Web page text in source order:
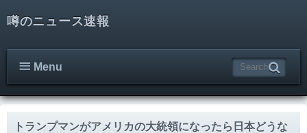
噂のニュース速報
Menu
トランプマンがアメリカの大統領になったら日本どうな